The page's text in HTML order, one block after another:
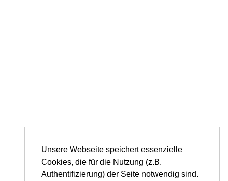
Unsere Webseite speichert essenzielle
Cookies, die für die Nutzung (z.B.
Authentifizierung) der Seite notwendig sind.